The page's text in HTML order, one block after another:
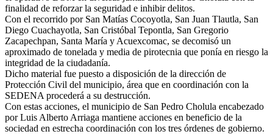
finalidad de reforzar la seguridad e inhibir delitos.
Con el recorrido por San Matías Cocoyotla, San Juan Tlautla, San
Diego Cuachayotla, San Cristóbal Tepontla, San Gregorio
Zacapechpan, Santa María y Acuexcomac, se decomisó un
aproximado de tonelada y media de pirotecnia que ponía en riesgo la
integridad de la ciudadanía.
Dicho material fue puesto a disposición de la dirección de
Protección Civil del municipio, área que en coordinación con la
SEDENA procederá a su destrucción.
Con estas acciones, el municipio de San Pedro Cholula encabezado
por Luis Alberto Arriaga mantiene acciones en beneficio de la
sociedad en estrecha coordinación con los tres órdenes de gobierno.